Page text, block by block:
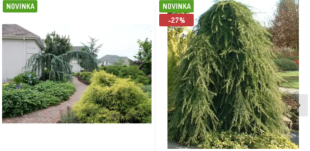
NOVINKA
NOVINKA
-27%